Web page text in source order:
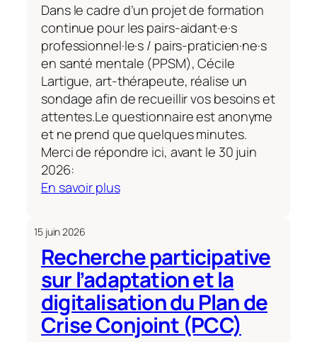
Dans le cadre d’un projet de formation
continue pour les pairs-aidant·e·s
professionnel·le·s / pairs-praticien·ne·s
en santé mentale (PPSM), Cécile
Lartigue, art-thérapeute, réalise un
sondage afin de recueillir vos besoins et
attentes.Le questionnaire est anonyme
et ne prend que quelques minutes.
Merci de répondre ici, avant le 30 juin
2026:
En savoir plus:
PPSM
15 juin 2026
Recherche participative
sur l’adaptation et la
digitalisation du Plan de
Crise Conjoint (PCC)